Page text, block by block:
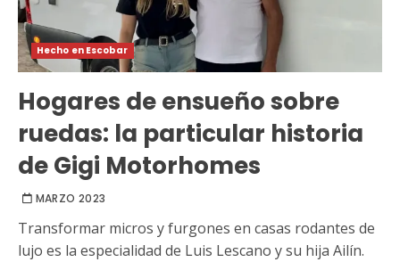
Hecho en Escobar
Hogares de ensueño sobre
ruedas: la particular historia
de Gigi Motorhomes
MARZO 2023
Transformar micros y furgones en casas rodantes de
lujo es la especialidad de Luis Lescano y su hija Ailín.